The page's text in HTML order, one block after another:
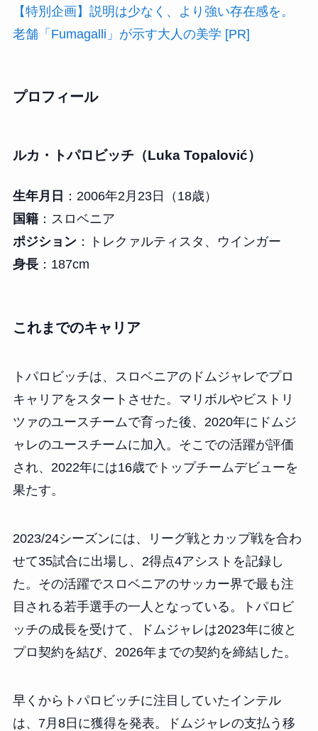
【特別企画】説明は少なく、より強い存在感を。
老舗「Fumagalli」が示す大人の美学 [PR]
プロフィール
ルカ・トパロビッチ（Luka Topalović）
生年月日 ：2006年2月23日（18歳）
国籍：スロベニア
ポジション：トレクァルティスタ、ウインガー
身長：187cm
これまでのキャリア
トパロビッチは、スロベニアのドムジャレでプロ
キャリアをスタートさせた。マリボルやビストリ
ツァのユースチームで育った後、2020年にドムジ
ャレのユースチームに加入。そこでの活躍が評価
され、2022年には16歳でトップチームデビューを
果たす。
2023/24シーズンには、リーグ戦とカップ戦を合わ
せて35試合に出場し、2得点4アシストを記録し
た。その活躍でスロベニアのサッカー界で最も注
目される若手選手の一人となっている。トパロビ
ッチの成長を受けて、ドムジャレは2023年に彼と
プロ契約を結び、2026年までの契約を締結した。
早くからトパロビッチに注目していたインテル
は、7月8日に獲得を発表。ドムジャレの支払う移